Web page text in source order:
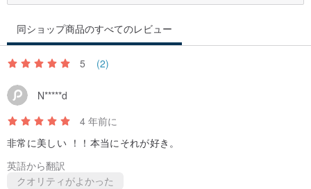
同ショップ商品のすべてのレビュー
5 (2)
N*****d
4 年前に
非常に美しい ！！本当にそれが好き。
英語から翻訳
クオリティがよかった